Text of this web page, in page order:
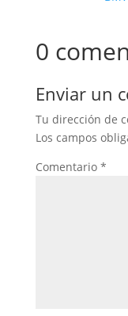
0
Enviar un
Tu dirección de
Los campos
Comentario *